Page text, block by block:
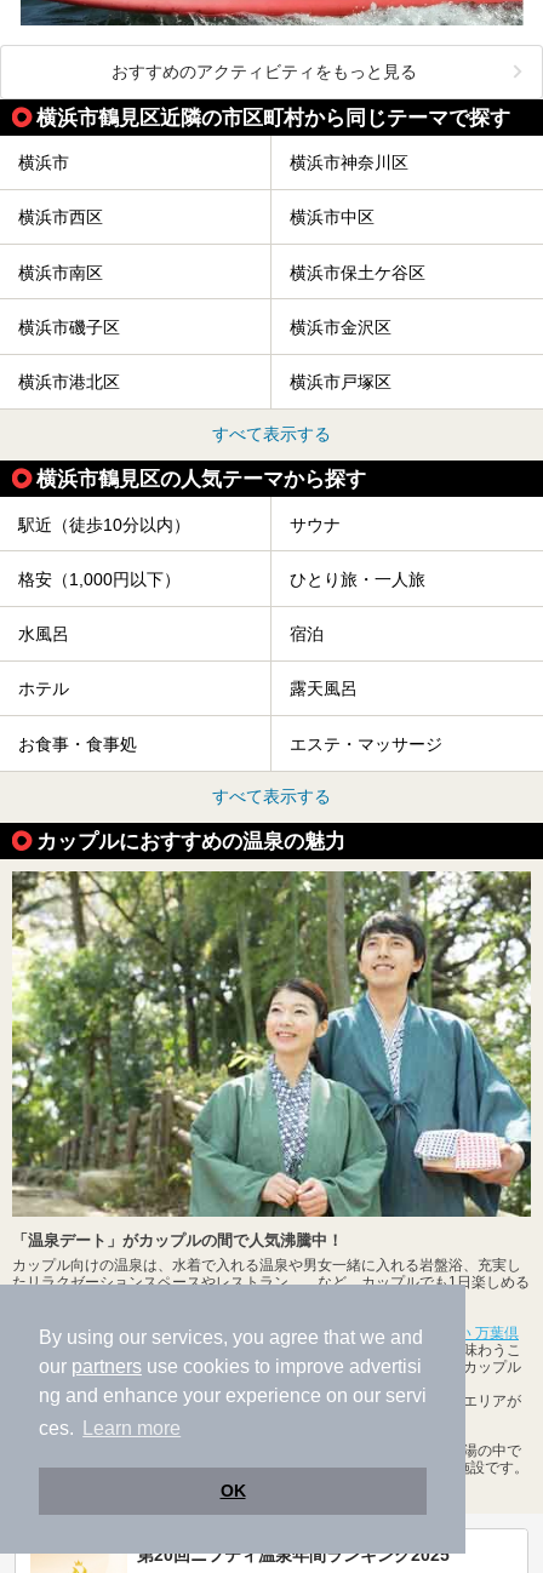
By using our services, you agree that we and
our partners use cookies to improve advertisi
ng and enhance your experience on our servi
ces.
Learn more
OK
おすすめのアクティビティをもっと見る
横浜市鶴見区近隣の市区町村から同じテーマで探す
横浜市 横浜市神奈川区
横浜市西区 横浜市中区
横浜市南区 横浜市保土ケ谷区
横浜市磯子区 横浜市金沢区
横浜市港北区 横浜市戸塚区
すべて表示する
横浜市鶴見区の人気テーマから探す
駅近（徒歩10分以内） サウナ
格安（1,000円以下） ひとり旅・一人旅
水風呂 宿泊
ホテル 露天風呂
お食事・食事処 エステ・マッサージ
すべて表示する
カップルにおすすめの温泉の魅力
「温泉デート」がカップルの間で人気沸騰中！
カップル向けの温泉は、水着で入れる温泉や男女一緒に入れる岩盤浴、充実し
たリラクゼーションスペースやレストラン……など、カップルでも1日楽しめる
デートの名所・横浜みなとみらい駅から徒歩5分の「横浜みなとみらい 万葉倶
楽部」では、素敵な浴衣や甚平を着て、都会にいながらも旅情気分を味わうこ
とができます。屋上足湯からはコスモワールドの観覧車を一望でき、カップル
えのすぱこと「江の島アイランドスパ」は、水着を着て楽しめるスパエリアが
充実！湘南の海や雄大な富士山などロケーションも抜群です。
横浜市鶴見区のカップルにおすすめの温泉、日帰り温泉、スーパー銭湯の中で
も特に人気があるのは、ヨコヤマ・ユーランド鶴見、朝日湯などの施設です。
ぜひ一度は足を運んでみてください。
第20回ニフティ温泉年間ランキング2025